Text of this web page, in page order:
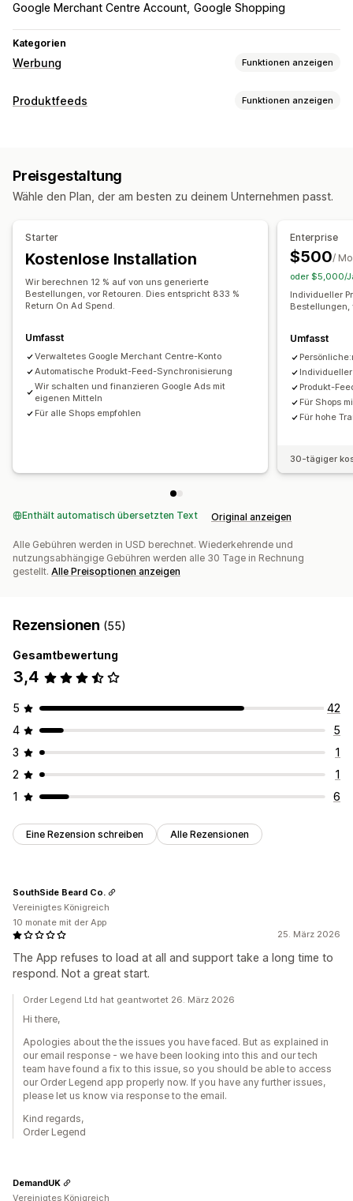
Google Merchant Centre Account Google Shopping
Kategorien
Werbung Funktionen anzeigen
Targeting
Plattform Produktkategorie
KI-Optimierung
Gebotsoptimierung
Influencer:innen und Affiliates
Leistungsanalyse
Klickraten
Kosten pro Akquisition
Impressionszahlen
Traffic-Quelle
Produktfeeds Funktionen anzeigen
Benutzerdefinierte Formeln
Benutzerdefinierte Regeln Lokales Inventar
Synchronisierung von Varianten
Produktsynchronisierung Shop-Updates
Updates in Echtzeit
Fehlervalidierung
GTIN-Management Conversion-Tracking
Feed-Optimierung Leistungsüberwachung
Preisgestaltung
Wähle den Plan, der am besten zu deinem Unternehmen passt.
Starter
Kostenlose Installation
Wir berechnen 12 % auf von uns generierte
Bestellungen, vor Retouren. Dies entspricht 833 %
Return On Ad Spend.
Umfasst
Verwaltetes Google Merchant Centre-Konto
Automatische Produkt-Feed-Synchronisierung
Wir schalten und finanzieren Google Ads mit
eigenen Mitteln
Für alle Shops empfohlen
Enterprise
$500/
oder $5,000/
Individueller
Bestellungen,
Umfasst
Produkt-
Für Shops
Für hohe
30-tägiger
Enthält automatisch übersetzten Text Original anzeigen
Alle Gebühren werden in USD berechnet. Wiederkehrende und
nutzungsabhängige Gebühren werden alle 30 Tage in Rechnung
gestellt. Alle Preisoptionen anzeigen
Rezensionen (55)
Gesamtbewertung
3,4
5
42
4
5
3
1
2
1
1
6
Eine Rezension schreiben Alle Rezensionen
25. März 2026
The App refuses to load at all and support take a long time to
respond. Not a great start.
SouthSide Beard Co.
Vereinigtes Königreich
10 monate mit der App
Order Legend Ltd hat geantwortet 26. März 2026
Hi there,
Apologies about the the issues you have faced. But as explained in
our email response - we have been looking into this and our tech
team have found a fix to this issue, so you should be able to access
our Order Legend app properly now. If you have any further issues,
please let us know via response to the email.
Kind regards,
Order Legend
DemandUK
Vereinigtes Königreich